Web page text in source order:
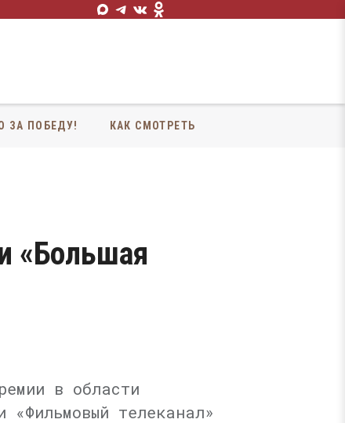
ЗА ПОБЕДУ! КАК СМОТРЕТЬ
«Большая
в области
телеканал»